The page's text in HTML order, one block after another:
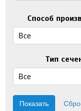
Способ
Все
Тип
Все